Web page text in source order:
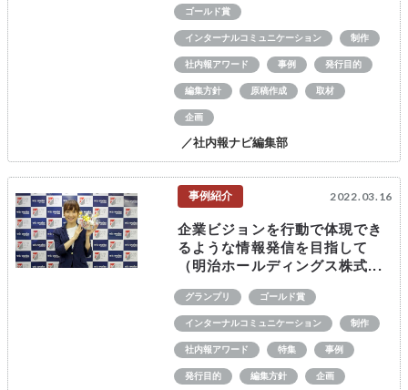
ゴールド賞
インターナルコミュニケーション 制作
社内報アワード 事例 発行目的
編集方針 原稿作成 取材
企画
／社内報ナビ編集部
事例紹介 2022.03.16
企業ビジョンを行動で体現でき
るような情報発信を目指して
（明治ホールディングス株式...
グランプリ ゴールド賞
インターナルコミュニケーション 制作
社内報アワード 特集 事例
発行目的 編集方針 企画